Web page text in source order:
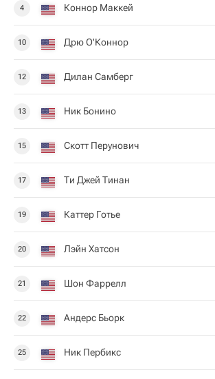
4 Коннор Маккей
10 Дрю О'Коннор
12 Дилан Самберг
13 Ник Бонино
15 Скотт Перунович
17 Ти Джей Тинан
19 Каттер Готье
20 Лэйн Хатсон
21 Шон Фаррелл
22 Андерс Бьорк
25 Ник Пербикс